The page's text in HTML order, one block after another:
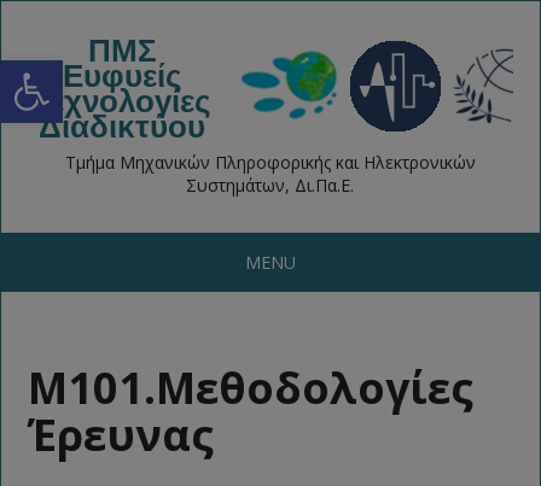
Open toolbar ΠΜΣ
Ευφυείς
Τεχνολογίες
Διαδικτύου
Τμήμα Μηχανικών Πληροφορικής και Ηλεκτρονικών
Συστημάτων, Δι.Πα.Ε.
MENU
M101.Μεθοδολογίες
Έρευνας